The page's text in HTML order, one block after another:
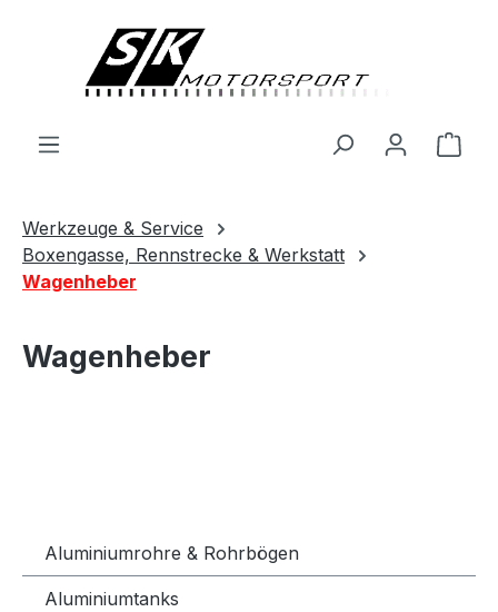
Werkzeuge & Service
Boxengasse, Rennstrecke & Werkstatt
Wagenheber
Wagenheber
Aluminiumrohre & Rohrbögen
Aluminiumtanks